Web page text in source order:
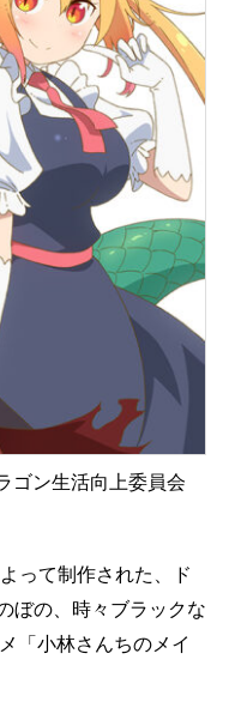
ゴン生活向上委員会
って制作された、ド
ぼの、時々ブラックな
「小林さんちのメイ